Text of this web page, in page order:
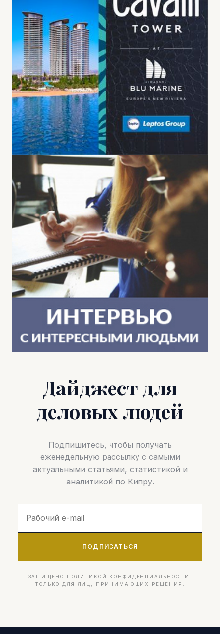
Дайджест для
деловых людей
Подпишитесь, чтобы получать
еженедельную рассылку с самыми
актуальными статьями, статистикой и
аналитикой по Кипру.
ПОДПИСАТЬСЯ
ЗАЩИЩЕНО ПОЛИТИКОЙ КОНФИДЕНЦИАЛЬНОСТИ.
ТОЛЬКО ДЛЯ ЛИЦ, ПРИНИМАЮЩИХ РЕШЕНИЯ.